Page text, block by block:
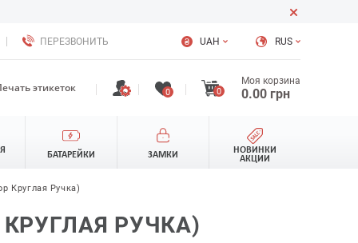
ПЕРЕЗВОНИТЬ UAH RUS
0 0
Моя корзина
0.00 грн
этикеток
БАТАРЕЙКИ ЗАМКИ
НОВИНКИ
АКЦИИ
Круглая Ручка)
РУЧКА)